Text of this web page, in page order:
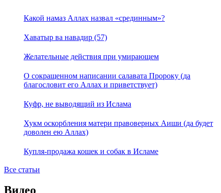
Какой намаз Аллах назвал «срединным»?
Хаватыр ва навадир (57)
Желательные действия при умирающем
О сокращенном написании салавата Пророку (да
благословит его Аллах и приветствует)
Куфр, не выводящий из Ислама
Хукм оскорбления матери правоверных Аиши (да будет
доволен ею Аллах)
Купля-продажа кошек и собак в Исламе
Все статьи
Видео